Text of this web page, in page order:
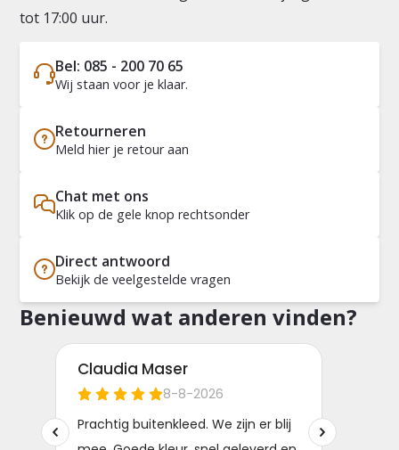
tot 17:00 uur.
Bel: 085 - 200 70 65
Wij staan voor je klaar.
Retourneren
Meld hier je retour aan
Chat met ons
Klik op de gele knop rechtsonder
Direct antwoord
Bekijk de veelgestelde vragen
Benieuwd wat anderen vinden?